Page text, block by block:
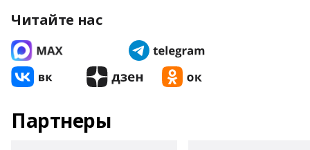
Читайте нас
Партнеры